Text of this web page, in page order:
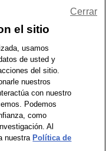
de Uso | Accesibilidad
| Mapa del sitio
CVS.com
el sitio
usamos
de usted y
del sitio.
nuestros
con nuestro
Podemos
como
Al
nuestra Política de
Cerrar